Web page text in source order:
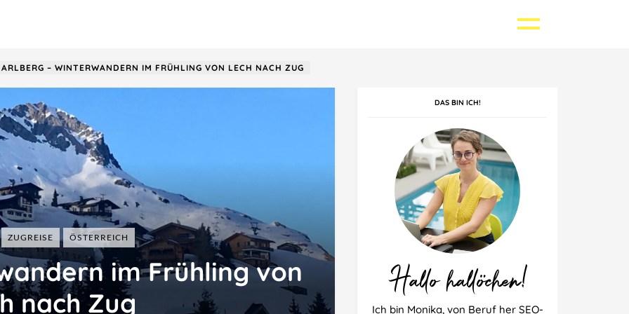
Frankreich
Italien
Österreich
Schweiz Spanien
Ungarn
Malaysia
Taiwan
USA
ARLBERG ‒ WINTERWANDERN IM FRÜHLING VON LECH NACH ZUG
ZUGREISE ÖSTERREICH
im Frühling von
nach Zug
DAS BIN ICH!
Hallo hallöchen!
Ich bin Monika, von Beruf her SEO-